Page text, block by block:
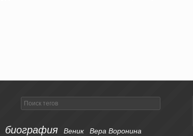
биография Веник Вера Воронина